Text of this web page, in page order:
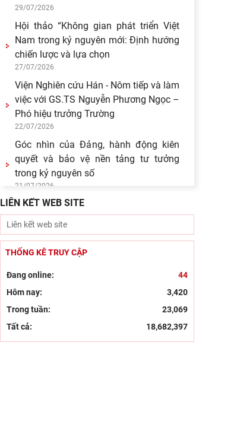
hóa gia tộc: khảo cứu từ tộc ước và
hậu tộc
29/07/2026
Hội thảo “Không gian phát triển Việt
Nam trong kỷ nguyên mới: Định hướng
chiến lược và lựa chọn
27/07/2026
Viện Nghiên cứu Hán - Nôm tiếp và làm
việc với GS.TS Nguyễn Phương Ngọc –
Phó hiệu trưởng Trường
Góc nhìn của Đảng, hành động kiên
quyết và bảo vệ nền tảng tư tưởng
trong kỷ nguyên số
Bút tích đình nguyên Phan Đình Phùng
- lãnh tụ phong trào Cần Vương chống
Pháp
15/07/2026
LIÊN KẾT WEB SITE
THỐNG KÊ TRUY CẬP
Đang online:
44
Hôm nay:
3,420
Trong tuần:
23,069
Tất cả:
18,682,397